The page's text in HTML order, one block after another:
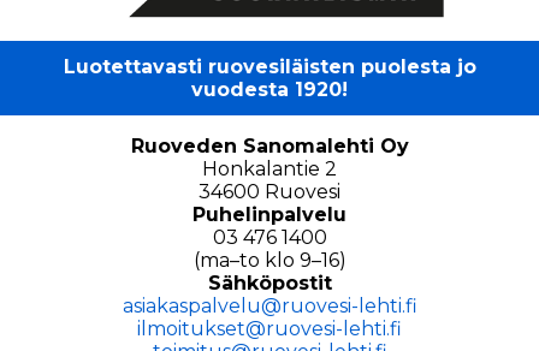
Luotettavasti ruovesiläisten puolesta jo
vuodesta 1920!
Ruoveden Sanomalehti Oy
Honkalantie 2
34600 Ruovesi
Puhelinpalvelu
03 476 1400
(ma–to klo 9–16)
Sähköpostit
asiakaspalvelu@ruovesi-lehti.fi
ilmoitukset@ruovesi-lehti.fi